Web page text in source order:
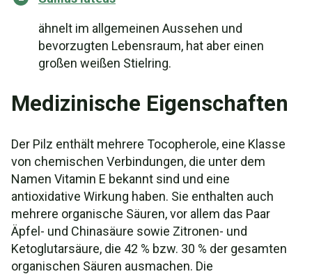
ähnelt im allgemeinen Aussehen und
bevorzugten Lebensraum, hat aber einen
großen weißen Stielring.
Medizinische Eigenschaften
Der Pilz enthält mehrere Tocopherole, eine Klasse
von chemischen Verbindungen, die unter dem
Namen Vitamin E bekannt sind und eine
antioxidative Wirkung haben. Sie enthalten auch
mehrere organische Säuren, vor allem das Paar
Äpfel- und Chinasäure sowie Zitronen- und
Ketoglutarsäure, die 42 % bzw. 30 % der gesamten
organischen Säuren ausmachen. Die